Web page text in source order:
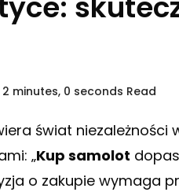
2 minutes, 0 seconds Read
świat niezależności
„Kup samolot
o zakupie wymaga